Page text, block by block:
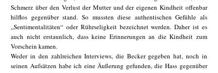
Schmerz über den Verlust der Mutter und der eigenen Kindheit offenbar
hilflos gegenüber stand. So mussten diese authentischen Gefühle als
„Sentimentalitäten“ oder Rührseligkeit bezeichnet werden. Daher ist es
auch nicht erstaunlich, dass keine Erinnerungen an die Kindheit zum
Vorschein kamen.
Weder in den zahlreichen Interviews, die Becker gegeben hat, noch in
seinen Aufsätzen habe ich eine Äußerung gefunden, die Hass gegenüber